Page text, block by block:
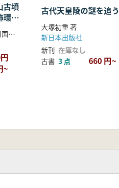
古墳
環頭
東京国立博物館 九州国立博物館 編
~
古代天皇陵の謎を追う
大塚初重 著
新日本出版社
新刊 在庫なし
古書 3 点 660 円~